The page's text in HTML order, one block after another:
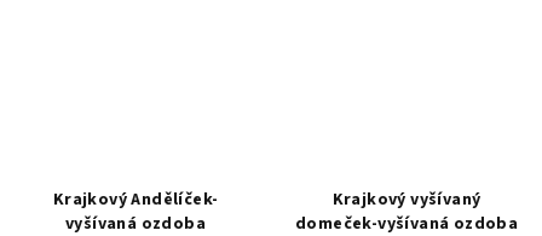
Krajkový Andělíček-
vyšívaná ozdoba
Krajkový vyšívaný
domeček-vyšívaná ozdoba